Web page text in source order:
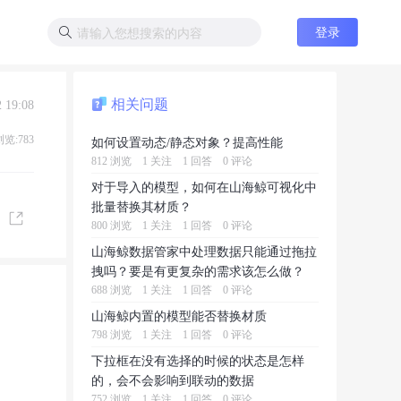
登录
19:08
览:783
相关问题
如何设置动态/静态对象？提高性能
812 浏览 1 关注 1 回答 0 评论
对于导入的模型，如何在山海鲸可视化中
批量替换其材质？
800 浏览 1 关注 1 回答 0 评论
山海鲸数据管家中处理数据只能通过拖拉
拽吗？要是有更复杂的需求该怎么做？
688 浏览 1 关注 1 回答 0 评论
山海鲸内置的模型能否替换材质
798 浏览 1 关注 1 回答 0 评论
下拉框在没有选择的时候的状态是怎样
的，会不会影响到联动的数据